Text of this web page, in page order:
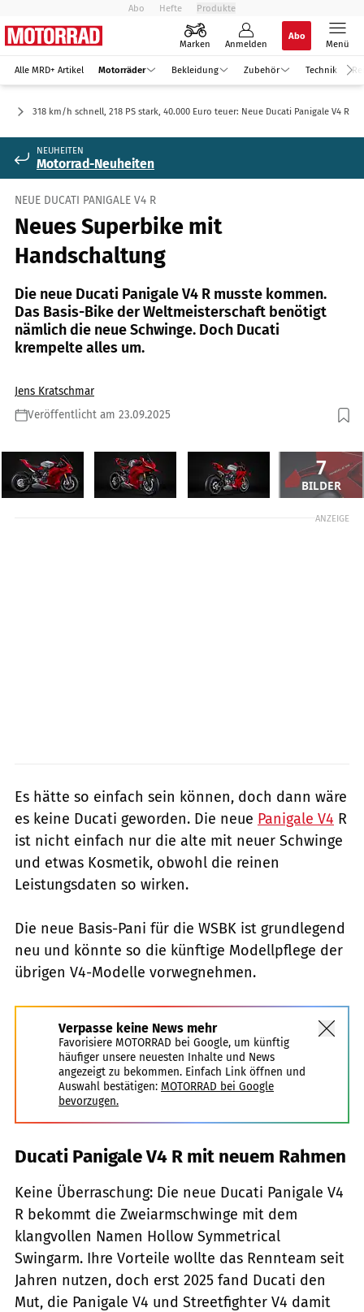
Abo Hefte Produkte
Marken Anmelden
Abo
Menü
Alle MRD+ Artikel Motorräder Bekleidung Zubehör Technik
318 km/h schnell, 218 PS stark, 40.000 Euro teuer: Neue Ducati Panigale V4 R
NEUHEITEN
Motorrad-Neuheiten
NEUE DUCATI PANIGALE V4 R
Neues Superbike mit
Handschaltung
Die neue Ducati Panigale V4 R musste kommen.
Das Basis-Bike der Weltmeisterschaft benötigt
nämlich die neue Schwinge. Doch Ducati
krempelte alles um.
Jens Kratschmar
Veröffentlicht am 23.09.2025
7
BILDER
ANZEIGE
Es hätte so einfach sein können, doch dann wäre
es keine Ducati geworden. Die neue Panigale V4 R
ist nicht einfach nur die alte mit neuer Schwinge
und etwas Kosmetik, obwohl die reinen
Leistungsdaten so wirken.
Die neue Basis-Pani für die WSBK ist grundlegend
neu und könnte so die künftige Modellpflege der
übrigen V4-Modelle vorwegnehmen.
Verpasse keine News mehr
Favorisiere MOTORRAD bei Google, um künftig
häufiger unsere neuesten Inhalte und News
angezeigt zu bekommen. Einfach Link öffnen und
Auswahl bestätigen: MOTORRAD bei Google
bevorzugen.
Ducati Panigale V4 R mit neuem Rahmen
Keine Überraschung: Die neue Ducati Panigale V4
R bekommt die Zweiarmschwinge mit dem
klangvollen Namen Hollow Symmetrical
Swingarm. Ihre Vorteile wollte das Rennteam seit
Jahren nutzen, doch erst 2025 fand Ducati den
Mut, die Panigale V4 und Streetfighter V4 damit